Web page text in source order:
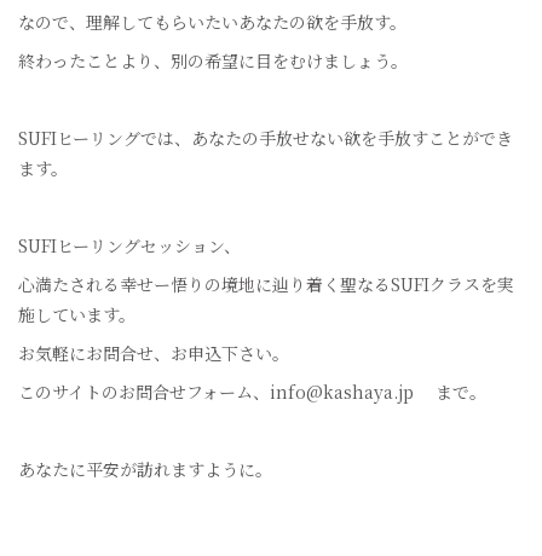
なので、理解してもらいたいあなたの欲を手放す。
終わったことより、別の希望に目をむけましょう。
SUFIヒーリングでは、あなたの手放せない欲を手放すことができ
ます。
SUFIヒーリングセッション、
心満たされる幸せー悟りの境地に辿り着く聖なるSUFIクラスを実
施しています。
お気軽にお問合せ、お申込下さい。
このサイトのお問合せフォーム、info@kashaya.jp まで。
あなたに平安が訪れますように。